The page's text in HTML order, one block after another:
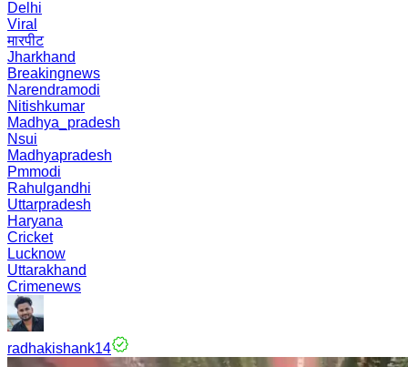
Delhi
Viral
मारपीट
Jharkhand
Breakingnews
Narendramodi
Nitishkumar
Madhya_pradesh
Nsui
Madhyapradesh
Pmmodi
Rahulgandhi
Uttarpradesh
Haryana
Cricket
Lucknow
Uttarakhand
Crimenews
radhakishank14